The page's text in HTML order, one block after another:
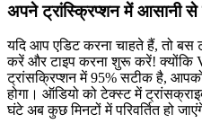
अपने ट्रांस्क्रिप्शन में आसानी से
यदि आप एडिट करना चाहते हैं, तो बस
करें और टाइप करना शुरू करें!
ट्रांसक्रिप्शन में 95% सटीक है,
होगा। ऑडियो को टेक्स्ट में
घंटे अब कुछ मिनटों में परिवर्तित हो